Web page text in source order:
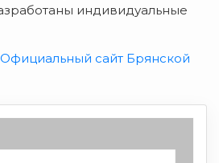
индивидуальные
Официальный сайт Брянской